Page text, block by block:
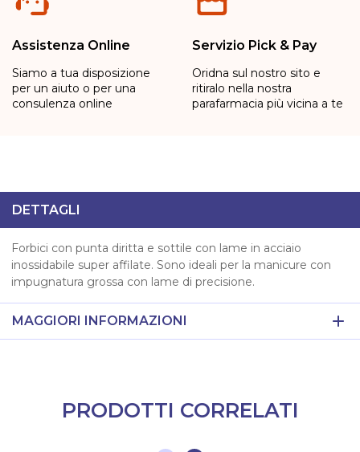
Assistenza Online
Siamo a tua disposizione
per un aiuto o per una
consulenza online
Servizio Pick & Pay
Oridna sul nostro sito e
ritiralo nella nostra
parafarmacia più vicina a te
DETTAGLI
Forbici con punta diritta e sottile con lame in acciaio
inossidabile super affilate. Sono ideali per la manicure con
impugnatura grossa con lame di precisione.
MAGGIORI INFORMAZIONI
PRODOTTI CORRELATI